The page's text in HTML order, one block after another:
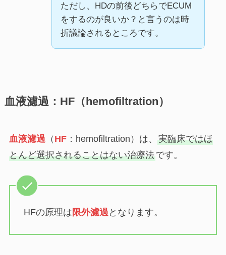
ただし、HDの前後どちらでECUM
をするのが良いか？と言うのは時
折議論されるところです。
血液濾過：HF（hemofiltration）
血液濾過 （ HF：hemofiltration）は、 実臨床ではほ
とんど選択されることはない治療法です。
HFの原理は 限外濾過となります。